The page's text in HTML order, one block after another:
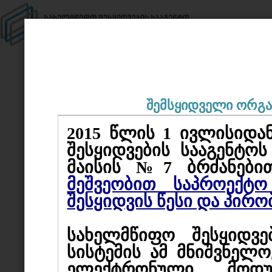
შემსყიდველი
2015 წლის 1
შესყიდვების
მაისის №7
მეშვეობით
შესყიდვის წესი და
სახელმწიფო
სისტემის ამ
N 1198
დასახელება
შემსყიდველი ქალაქ